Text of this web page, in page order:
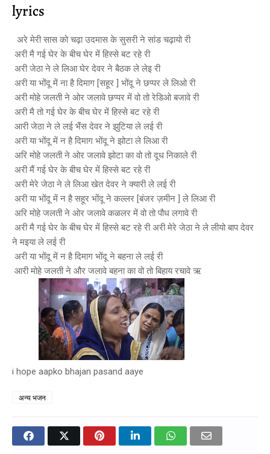
lyrics
अरे मेरी सास को चढ़ा उदमास के सुसरी ने सांड चढ़ायो री
अरी मै गई घेर के बीच घेर में हिस्से बट रहे री
अरी जेठा ने ले लिआ घेर देवर ने बैठक ले लेइ री
अरी या भोंदू में ना है दिमाग [सहूर ] भोंदू ने छप्पर ले लिओ री
अरी मोहे जलती ने ओर जलावे छप्पर में वो तो रेडिओ बजावे री
अरी मै तो गई घेर के बीच घेर में हिस्से बट रहे री
आरी जेठा ने ले लई भैंस देवर ने झुटिया ले लई री
अरी या भोंदू में न है दिमाग भोंदू ने झोटा ले लिआ री
अरि मोहे जलती ने ओर जलावे झोटा का वो तो दूध निकाले री
अरी मैं गई घेर के बीच घेर में हिस्से बट रहे री
अरी मेरे जेठा ने ले लिआ खेत देवर ने क्यारी ले लई री
अरी या भोंदू में न है सहूर भोंदू ने कल्लर [बंजर ज़मीन ] ले लिआ री
अरि मोहे जलती ने ओर जलावे कळलर में वो तो पौध लगावे री
अरी मै गई घेर के बीच घेर में हिस्से बट रहे री अरी मेरे जेठा ने ले लीयो बाप देवर
ने मइया ले लई री
अरी या भोंदू में न है दिमाग भोंदू ने बहना ले लई री
आरी मोहे जलती ने और जलावे बहना का वो तो बिहाय रचावे ऋ
i hope aapko bhajan pasand aaye
अन्य भजन